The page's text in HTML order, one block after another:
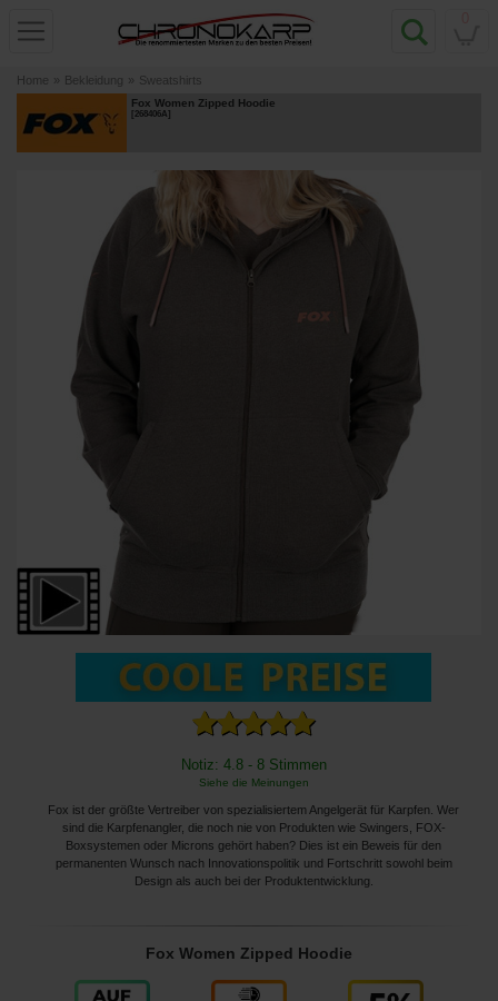
Home » Bekleidung » Sweatshirts
Fox Women Zipped Hoodie
[268406A]
Notiz: 4.8 - 8 Stimmen
Siehe die Meinungen
Fox ist der größte Vertreiber von spezialisiertem Angelgerät für Karpfen. Wer
sind die Karpfenangler, die noch nie von Produkten wie Swingers, FOX-
Boxsystemen oder Microns gehört haben? Dies ist ein Beweis für den
permanenten Wunsch nach Innovationspolitik und Fortschritt sowohl beim
Design als auch bei der Produktentwicklung.
Fox Women Zipped Hoodie